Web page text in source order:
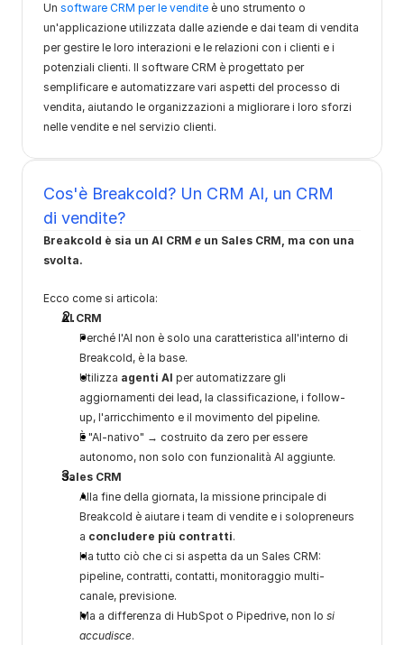
Un software CRM per le vendite è uno strumento o
un'applicazione utilizzata dalle aziende e dai team di vendita
per gestire le loro interazioni e le relazioni con i clienti e i
potenziali clienti. Il software CRM è progettato per
semplificare e automatizzare vari aspetti del processo di
vendita, aiutando le organizzazioni a migliorare i loro sforzi
nelle vendite e nel servizio clienti.
Cos'è Breakcold? Un CRM AI, un CRM
di vendite?
Breakcold è sia un AI CRM e un Sales CRM, ma con una
svolta.
Ecco come si articola:
AI CRM
Perché l'AI non è solo una caratteristica all'interno di
Breakcold, è la base.
Utilizza agenti AI per automatizzare gli
aggiornamenti dei lead, la classificazione, i follow-
up, l'arricchimento e il movimento del pipeline.
È "AI-nativo" → costruito da zero per essere
autonomo, non solo con funzionalità AI aggiunte.
Sales CRM
Alla fine della giornata, la missione principale di
Breakcold è aiutare i team di vendite e i solopreneurs
a concludere più contratti.
Ha tutto ciò che ci si aspetta da un Sales CRM:
pipeline, contratti, contatti, monitoraggio multi-
canale, previsione.
Ma a differenza di HubSpot o Pipedrive, non lo si
accudisce.